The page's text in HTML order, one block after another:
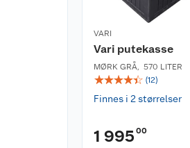
VARI
Vari putekasse
MØRK GRÅ 570 LITER
☆☆☆☆☆ (12)
Finnes i 2 størrelser
1 995 00